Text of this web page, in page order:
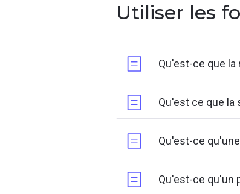
Utiliser les
Qu'est-ce que
Qu'est ce que la
Qu'est-ce
Qu'est-ce qu'un